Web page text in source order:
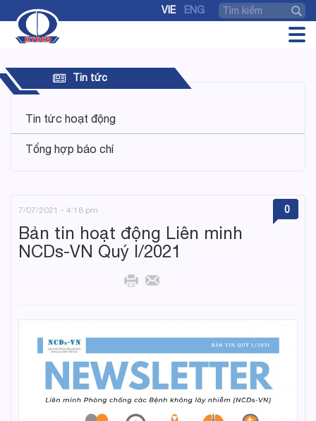
VIE ENG
Tin tức
Tin tức hoạt động
Tổng hợp báo chí
7/07/2021 - 4:18 pm 0
Bản tin hoạt động Liên minh
NCDs-VN Quý I/2021